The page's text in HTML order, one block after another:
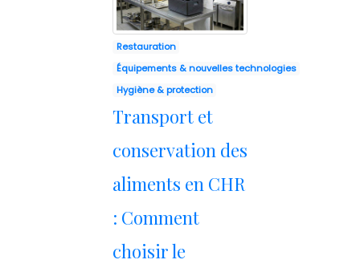
Restauration
Équipements & nouvelles technologies
Hygiène & protection
Transport et
conservation des
aliments en CHR
: Comment
choisir le